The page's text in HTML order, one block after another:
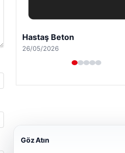
Prenses Night Club
29/04/2026
Göz Atın